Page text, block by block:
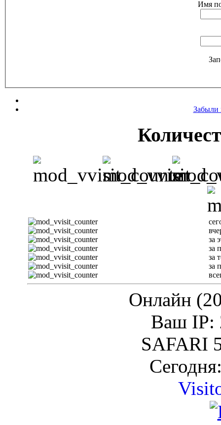
Имя
Забыли
за
за
за
за
Онлайн
Ваш IP:
SAFARI